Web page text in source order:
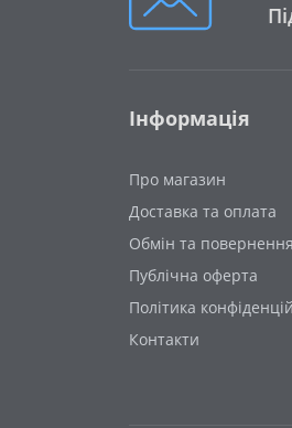
Інформація
Про магазин
Доставка та оплата
Обмін та повернення
Публічна оферта
Політика
Контакти